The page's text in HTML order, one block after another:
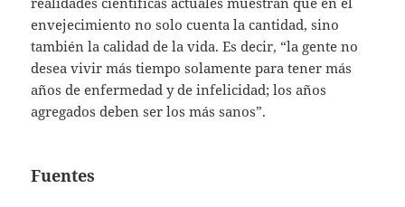
envejecimiento no solo cuenta la cantidad, sino
también la calidad de la vida. Es decir, “la gente no
desea vivir más tiempo solamente para tener más
años de enfermedad y de infelicidad; los años
agregados deben ser los más sanos”.
Fuentes